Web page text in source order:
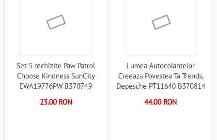
Set 5 rechizite Paw Patrol
Choose Kindness SunCity
EWA19776PW B370749
23.00 RON
Lumea Autocolantelor
Creeaza Povestea Ta Trends,
Depesche PT11640 B370814
44.00 RON